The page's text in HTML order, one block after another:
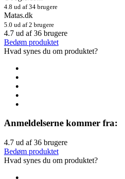
4.8 ud af 34 brugere
Matas.dk
5.0 ud af 2 brugere
4.7 ud af36 brugere
Bedøm produktet
Hvad synes du om produktet?
Anmeldelserne kommer fra:
4.7 ud af36 brugere
Bedøm produktet
Hvad synes du om produktet?